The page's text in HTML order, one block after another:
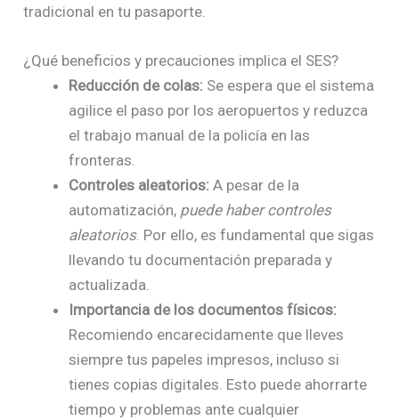
tradicional en tu pasaporte.
¿Qué beneficios y precauciones implica el SES?
Reducción de colas: Se espera que el sistema
agilice el paso por los aeropuertos y reduzca
el trabajo manual de la policía en las
fronteras.
Controles aleatorios: A pesar de la
automatización, puede haber controles
aleatorios. Por ello, es fundamental que sigas
llevando tu documentación preparada y
actualizada.
Importancia de los documentos físicos:
Recomiendo encarecidamente que lleves
siempre tus papeles impresos, incluso si
tienes copias digitales. Esto puede ahorrarte
tiempo y problemas ante cualquier